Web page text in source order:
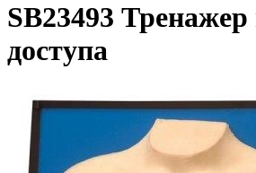
SB23493 Тренажер
доступа